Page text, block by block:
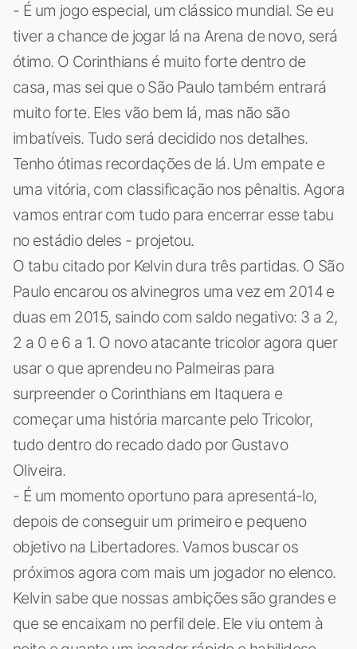
- É um jogo especial, um clássico mundial. Se eu
tiver a chance de jogar lá na Arena de novo, será
ótimo. O Corinthians é muito forte dentro de
casa, mas sei que o São Paulo também entrará
muito forte. Eles vão bem lá, mas não são
imbatíveis. Tudo será decidido nos detalhes.
Tenho ótimas recordações de lá. Um empate e
uma vitória, com classificação nos pênaltis. Agora
vamos entrar com tudo para encerrar esse tabu
no estádio deles - projetou.
O tabu citado por Kelvin dura três partidas. O São
Paulo encarou os alvinegros uma vez em 2014 e
duas em 2015, saindo com saldo negativo: 3 a 2,
2 a 0 e 6 a 1. O novo atacante tricolor agora quer
usar o que aprendeu no Palmeiras para
surpreender o Corinthians em Itaquera e
começar uma história marcante pelo Tricolor,
tudo dentro do recado dado por Gustavo
Oliveira.
- É um momento oportuno para apresentá-lo,
depois de conseguir um primeiro e pequeno
objetivo na Libertadores. Vamos buscar os
próximos agora com mais um jogador no elenco.
Kelvin sabe que nossas ambições são grandes e
que se encaixam no perfil dele. Ele viu ontem à